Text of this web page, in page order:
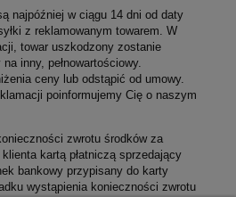
najpóźniej w ciągu 14 dni od daty
z reklamowanym towarem. W
towar uszkodzony zostanie
inny, pełnowartościowy.
ceny lub odstąpić od umowy.
poinformujemy Cię o naszym
zwrotu środków za
kartą płatniczą sprzedający
bankowy przypisany do karty
wystąpienia konieczności zwrotu